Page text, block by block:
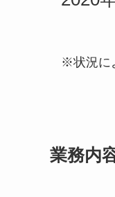
※状況に
業務内